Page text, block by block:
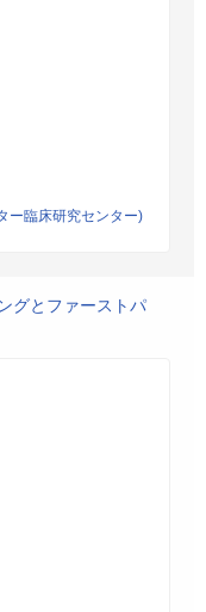
ー臨床研究センター)
グとファーストパ